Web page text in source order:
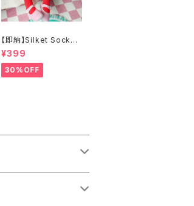
【即納】Silket Socks
ハイソックス
¥399
30%OFF